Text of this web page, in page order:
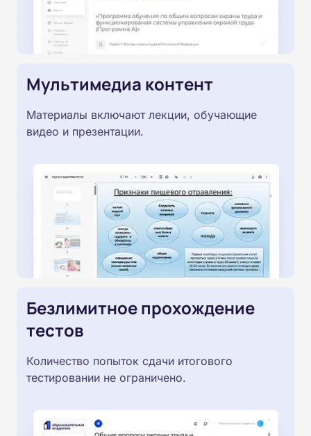
Мультимедиа контент
Материалы включают лекции, обучающие
видео и презентации.
Безлимитное прохождение
тестов
Количество попыток сдачи итогового
тестировании не ограничено.